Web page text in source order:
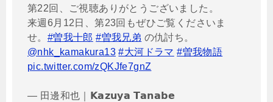
第22回、ご視聴ありがとうございました。
来週6月12日、第23回もぜひご覧くださいま
せ。 #曽我十郎 #曽我兄弟 の仇討ち。
@nhk_kamakura13 #大河ドラマ #曽我物語
pic.twitter.com/zQKJfe7gnZ
— 田邊和也｜𝗞𝗮𝘇𝘂𝘆𝗮 𝗧𝗮𝗻𝗮𝗯𝗲